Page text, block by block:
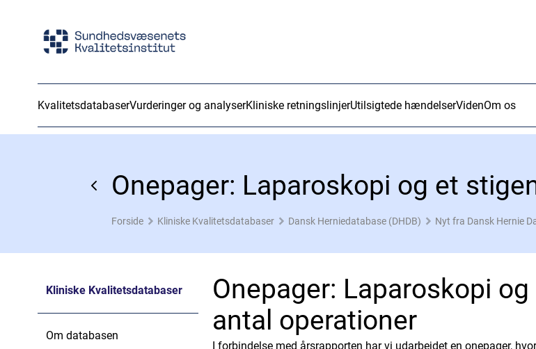
KvalitetsdatabaserVurderinger og analyserKliniske retningslinjerUtilsigtede hændelserVidenOm os
Onepager: Laparoskopi og et
Forside Kliniske Kvalitetsdatabaser Dansk Herniedatabase (DHDB) Nyt fra Dansk Hernie
Kliniske Kvalitetsdatabaser
Om databasen
Onepager: Laparoskopi
antal operationer
I forbindelse med årsrapporten har vi udarbejdet en onepager,